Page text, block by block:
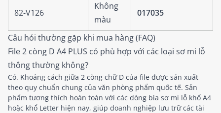
82-V126
Không
màu
017035
Câu hỏi thường gặp khi mua hàng (FAQ)
File 2 còng D A4 PLUS có phù hợp với các loại sơ mi lỗ
thông thường không?
Có. Khoảng cách giữa 2 còng chữ D của file được sản xuất
theo quy chuẩn chung của văn phòng phẩm quốc tế. Sản
phẩm tương thích hoàn toàn với các dòng bìa sơ mi lỗ khổ A4
hoặc khổ Letter hiện nay, giúp doanh nghiệp lưu trữ các tài